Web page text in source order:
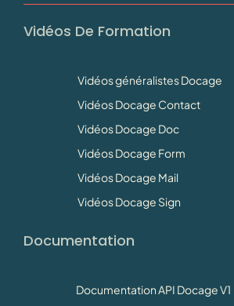
Vidéos De Formation
Vidéos généralistes Docage
Vidéos Docage Contact
Vidéos Docage Doc
Vidéos Docage Form
Vidéos Docage Mail
Vidéos Docage Sign
Documentation
Documentation API Docage V1